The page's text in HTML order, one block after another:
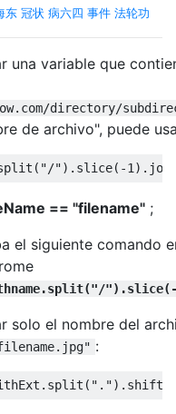
东 冠状 病六四 事件 法轮功
una variable que
directory/
de archivo", puede
( "/"). slice(-1 ).
== "filename" ;
el siguiente comando
solo el nombre del
:
. split ( "."). shift